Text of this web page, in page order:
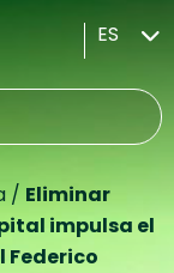
ES
/ Eliminar
impulsa el
Federico